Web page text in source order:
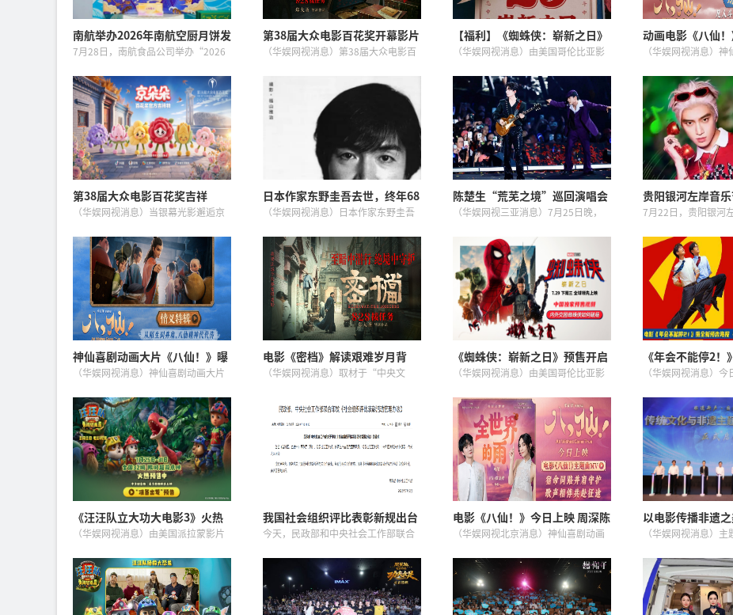
南航举办2026年南航空厨月饼发
布会
7月28日，南航食品公司举办“2026
饼产品发布会，推出多款极具南航特
色、兼顾口味与健康的新款月饼。南
航空厨月饼是“亲和精细”服...
第38届大众电影百花奖开幕影片
揭晓：《密档》
（华娱网视消息）第38届大众电影百
片，将于8月7日在第38届大众电影百
花奖开幕式首映。同步对外正式发...
【福利】《蜘蛛侠：崭新之日》
今日上映点燃暑期 预售、零点场
均破票房纪录
（华娱网视消息）由美国哥伦比亚影
期超级巨制《蜘蛛侠：崭新之日》今
日全国上映，领先北美2天，中国观众
率先见证彼得・帕克的破茧重生之...
动画电影《八仙
苏杭黄成希强强
戏
（华娱网视消息）
影片特邀武术指导苏
打造影片武打戏份，
次公开！电影《八仙
担...
第38届大众电影百花奖吉祥
物“京朵朵”正式官宣
（华娱网视消息）当银幕光影邂逅京
下简称“百花奖”）今日正式发布官
方吉祥物“京朵朵”。六位软萌“花
宝”以组团形式惊艳亮相。百花奖...
日本作家东野圭吾去世，终年68
岁
（华娱网视消息）日本作家东野圭吾
年68岁。东野圭吾凭借直木奖获奖作
品《嫌疑人X的献身》以及被改编成影
视作品、在日本国内外广受欢...
陈楚生“荒芜之境”巡回演唱会
三亚站昨晚开唱
（华娱网视三亚消息）7月25日晚，
璨，歌声与海风交织。陈楚生“荒芜
之境”2026巡回演唱会三亚站在此举
行。这场恰逢其45岁生日的“...
贵阳银河左岸音
男演员张康乐道歉
7月22日，贵阳银河
办的贵阳银河左岸音
办，并提供退票政策
案；8月2日的演出
神仙喜剧动画大片《八仙！》曝
情义特辑 凡人同心书写侠义传承
（华娱网视消息）神仙喜剧动画大片
凡人之间彼此扶持、代代相传的江湖
情义，细腻动人。电影《八仙！》由
牟正洋导演、编剧，正在全国热映
中...
电影《密档》解读艰难岁月背
后：乱世烟火镌刻凡人坚守
（华娱网视消息）取材于“中央文
支“绝境守护”特辑。影片将视角锚
定1942年全面沦陷后的上海，彼时上
海孤岛...
《蜘蛛侠：崭新之日》预售开启
内外交困之下蜘蛛侠如何破局重
生
（华娱网视消息）由美国哥伦比亚影
级巨制《蜘蛛侠：崭新之日》正在火
爆预售中，目前预售票房已突破1000
万！影片今日释出中国独家预售...
《年会不能停2
海报，张若昀、
笑逆袭
（华娱网视消息）
是要升!”版预告和
海报，张若昀饰演的
的马杰联手整顿歪风
《汪汪队立大功大电影3》火热
预售 32城限时点映暑期冒险准
备出发
（华娱网视消息）由美国派拉蒙影片
IP《汪汪队立大功》的全新大电影
《汪汪队立大功大电影3：勇闯恐龙
岛》今日发布“准备出发”预告，
同...
我国社会组织评比表彰新规出台
未经批准不得开展评比表彰活动
今天，民政部和中央社会工作部联合
法》，自2026年8月1日起施行。新规
明确，社会组织开展评比表彰活动，
须经批准并实施项目清单管理...
电影《八仙！》今日上映 周深陈
嘉桦献唱主题曲《全世界的雨》
（华娱网视北京消息）神仙喜剧动画
曲《全世界的雨》MV同步重磅释出，
周深、Ella陈嘉桦携手献声，唐恬作
词、彭飞作曲，以歌声诠释即...
以电影传播非遗
兰芳》重映——非
影展映仪式启动
（华娱网视消息）
纪录电影展映活动正
展由中央新闻纪录
团）主办，国家电
影...